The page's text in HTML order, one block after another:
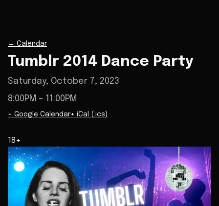
← Calendar
Tumblr 2014 Dance Party
Saturday, October 7, 2023
8:00PM – 11:00PM
+ Google Calendar+ iCal (.ics)
18+